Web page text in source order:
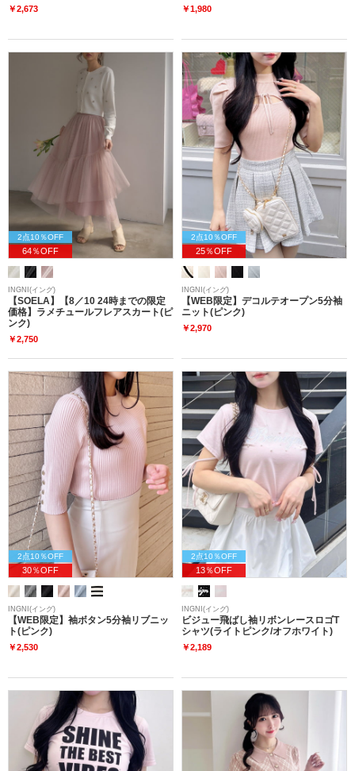
￥2,673 ￥1,980
2点10％OFF
64％OFF
INGNI(イング)
【SOELA】【8／10 24時までの限定
価格】ラメチュールフレアスカート(ピ
ンク)
￥2,750
2点10％OFF
25％OFF
INGNI(イング)
【WEB限定】デコルテオープン5分袖
ニット(ピンク)
￥2,970
2点10％OFF
30％OFF
INGNI(イング)
【WEB限定】袖ボタン5分袖リブニッ
ト(ピンク)
￥2,530
2点10％OFF
13％OFF
INGNI(イング)
ビジュー飛ばし袖リボンレースロゴT
シャツ(ライトピンク/オフホワイト)
￥2,189